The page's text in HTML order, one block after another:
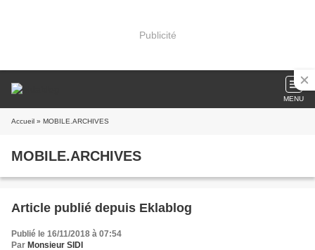
Publicité
MENU
Accueil » MOBILE.ARCHIVES
MOBILE.ARCHIVES
Article publié depuis Eklablog
Publié le 16/11/2018 à 07:54
Par Monsieur SIDI